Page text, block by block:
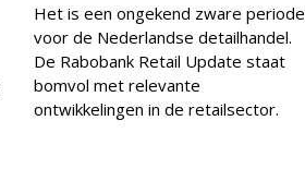
Het is een ongekend zware periode
voor de Nederlandse detailhandel.
De Rabobank Retail Update staat
bomvol met relevante
ontwikkelingen in de retailsector.